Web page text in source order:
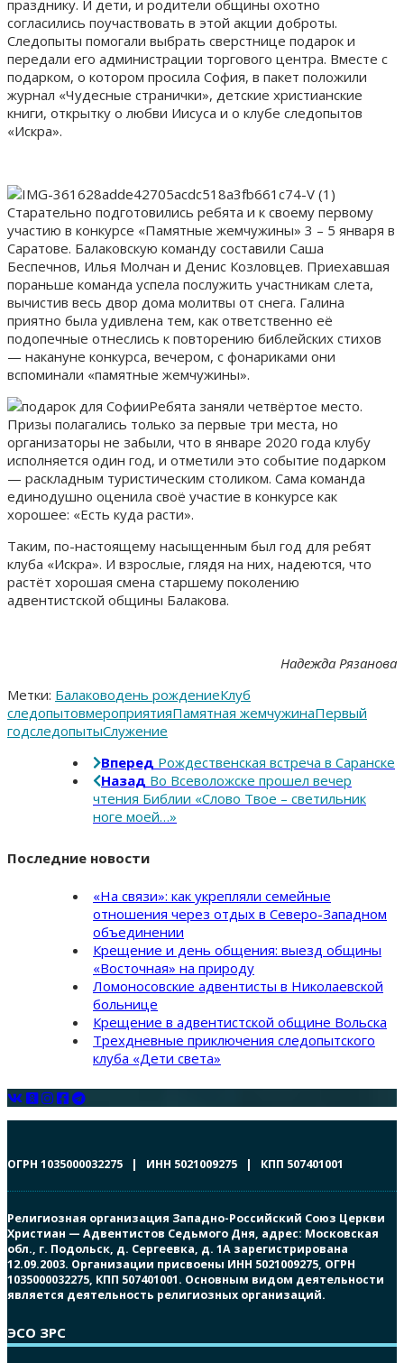
празднику. И дети, и родители общины охотно
согласились поучаствовать в этой акции доброты.
Следопыты помогали выбрать сверстнице подарок и
передали его администрации торгового центра. Вместе с
подарком, о котором просила София, в пакет положили
журнал «Чудесные странички», детские христианские
книги, открытку о любви Иисуса и о клубе следопытов
«Искра».
Старательно подготовились ребята и к своему первому
участию в конкурсе «Памятные жемчужины» 3 – 5 января в
Саратове. Балаковскую команду составили Саша
Беспечнов, Илья Молчан и Денис Козловцев. Приехавшая
пораньше команда успела послужить участникам слета,
вычистив весь двор дома молитвы от снега. Галина
приятно была удивлена тем, как ответственно её
подопечные отнеслись к повторению библейских стихов
— накануне конкурса, вечером, с фонариками они
вспоминали «памятные жемчужины».
Ребята заняли четвёртое место.
Призы полагались только за первые три места, но
организаторы не забыли, что в январе 2020 года клубу
исполняется один год, и отметили это событие подарком
— раскладным туристическим столиком. Сама команда
единодушно оценила своё участие в конкурсе как
хорошее: «Есть куда расти».
Таким, по-настоящему насыщенным был год для ребят
клуба «Искра». И взрослые, глядя на них, надеются, что
растёт хорошая смена старшему поколению
адвентистской общины Балакова.
Надежда Рязанова
Метки: Балаководень рождениеКлуб
следопытовмероприятияПамятная жемчужинаПервый
годследопытыСлужение
Вперед Рождественская встреча в Саранске
Назад Во Всеволожске прошел вечер
чтения Библии «Слово Твое – светильник
ноге моей…»
Последние новости
«На связи»: как укрепляли семейные
отношения через отдых в Северо-Западном
объединении
Крещение и день общения: выезд общины
«Восточная» на природу
Ломоносовские адвентисты в Николаевской
больнице
Крещение в адвентистской общине Вольска
Трехдневные приключения следопытского
клуба «Дети света»
ОГРН 1035000032275 | ИНН 5021009275 | КПП 507401001
Религиозная организация Западно-Российский Союз Церкви
Христиан — Адвентистов Седьмого Дня, адрес: Московская
обл., г. Подольск, д. Сергеевка, д. 1А зарегистрирована
12.09.2003. Организации присвоены ИНН 5021009275, ОГРН
1035000032275, КПП 507401001. Основным видом деятельности
является деятельность религиозных организаций.
ЭСО ЗРС